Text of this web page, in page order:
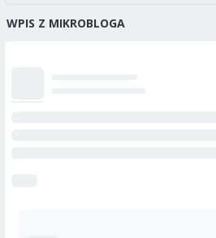
WPIS Z MIKROBLOGA